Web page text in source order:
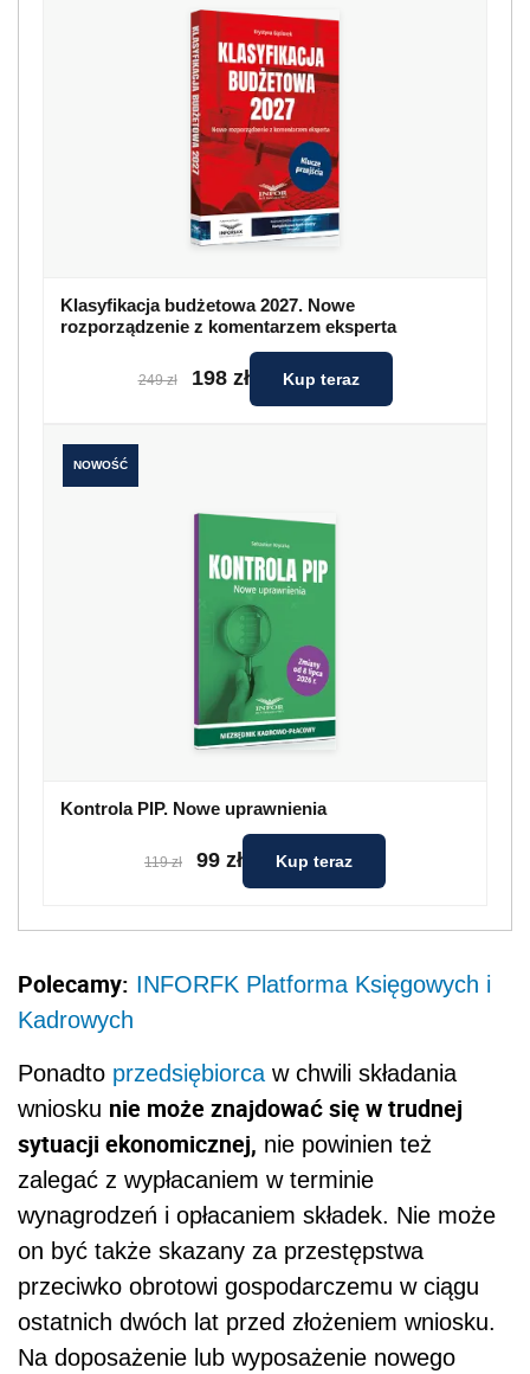
Klasyfikacja budżetowa 2027. Nowe
rozporządzenie z komentarzem eksperta
249 zł 198 zł Kup teraz
NOWOŚĆ
Kontrola PIP. Nowe uprawnienia
119 zł 99 zł Kup teraz
Polecamy: INFORFK Platforma Księgowych i
Kadrowych
Ponadto przedsiębiorca w chwili składania
wniosku nie może znajdować się w trudnej
sytuacji ekonomicznej, nie powinien też
zalegać z wypłacaniem w terminie
wynagrodzeń i opłacaniem składek. Nie może
on być także skazany za przestępstwa
przeciwko obrotowi gospodarczemu w ciągu
ostatnich dwóch lat przed złożeniem wniosku.
Na doposażenie lub wyposażenie nowego